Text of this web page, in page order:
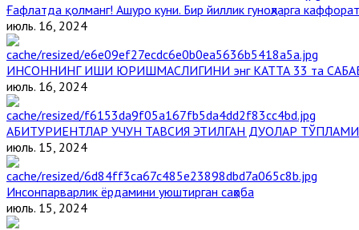
Ғафлатда қолманг! Ашуро куни. Бир йиллик гуноҳларга
июль. 16, 2024
ИНСОННИНГ ИШИ ЮРИШМАСЛИГИНИ энг КАТТА 33 та
июль. 16, 2024
АБИТУРИЕНТЛАР УЧУН ТАВСИЯ ЭТИЛГАН ДУОЛАР ТЎПЛАМИ
июль. 15, 2024
Инсонпарварлик ёрдамини уюштирган саҳоба
июль. 15, 2024